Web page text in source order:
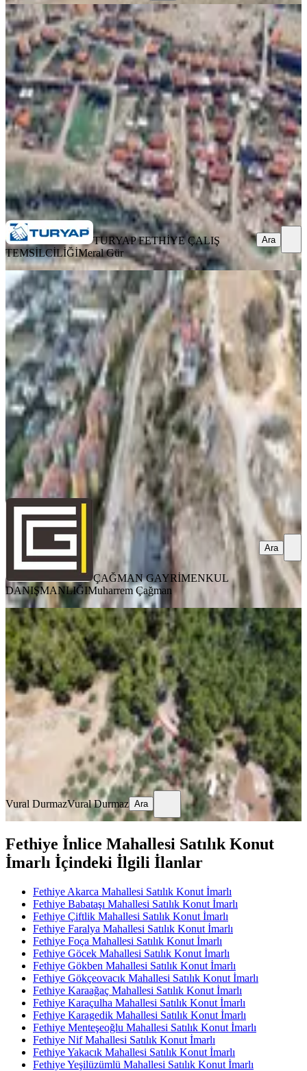
Fethiye Günlükbaşı 424 M² İmarlı
Arsa
Fethiye, Çatalarık Mahallesi
424 m²·37.736/m²·24.05.2026
16.000.000 ₺
TURYAP FETHİYE ÇALIŞ TEMSİLCİLİĞİMeral Gür
Ara
TURYAP FETHİYE ÇALIŞ
TEMSİLCİLİĞİMeral Gür
Ara
Şehir Ve Deniz Manzaralı 400 M2
Satılık Müstakil Arsa
Fethiye, Karaçulha Mahallesi
400 m² · 35.000/m² ·16.05.2026
14.000.000 ₺
ÇAĞMAN GAYRİMENKUL DANIŞMANLIĞI
Muharrem
Çağman
Ara
ÇAĞMAN GAYRİMENKUL
DANIŞMANLIĞIMuharrem Çağman
Ara
%5
Sahibinden Fethiye Göcek İnlice'de
Satılık Tarla
Fethiye, İnlice Mahallesi
251 m²·6.175/m²·16.07.2026
1.550.000 ₺1.625.000 ₺
Vural Durmaz
Vural DurmazVural Durmaz Ara
Fethiye İnlice Mahallesi Satılık Konut
İmarlı İçindeki İlgili İlanlar
Fethiye Akarca Mahallesi Satılık Konut İmarlı
Fethiye Babataşı Mahallesi Satılık Konut İmarlı
Fethiye Çiftlik Mahallesi Satılık Konut İmarlı
Fethiye Faralya Mahallesi Satılık Konut İmarlı
Fethiye Foça Mahallesi Satılık Konut İmarlı
Fethiye Göcek Mahallesi Satılık Konut İmarlı
Fethiye Gökben Mahallesi Satılık Konut İmarlı
Fethiye Gökçeovacık Mahallesi Satılık Konut İmarlı
Fethiye Karaağaç Mahallesi Satılık Konut İmarlı
Fethiye Karaçulha Mahallesi Satılık Konut İmarlı
Fethiye Karagedik Mahallesi Satılık Konut İmarlı
Fethiye Menteşeoğlu Mahallesi Satılık Konut İmarlı
Fethiye Nif Mahallesi Satılık Konut İmarlı
Fethiye Yakacık Mahallesi Satılık Konut İmarlı
Fethiye Yeşilüzümlü Mahallesi Satılık Konut İmarlı